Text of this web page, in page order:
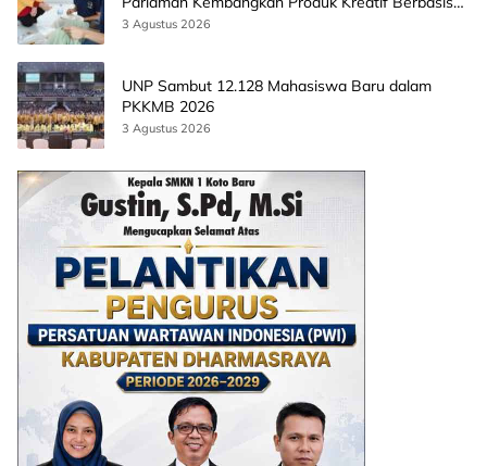
AI
3 Agustus 2026
UNP Sambut 12.128 Mahasiswa Baru dalam
PKKMB 2026
3 Agustus 2026